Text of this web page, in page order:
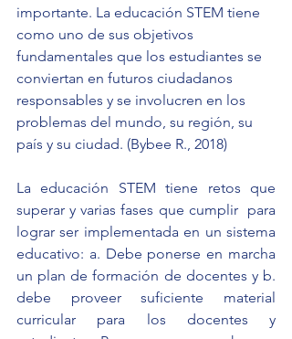
importante. La educación STEM tiene
como uno de sus objetivos
fundamentales que los estudiantes se
conviertan en futuros ciudadanos
responsables y se involucren en los
problemas del mundo, su región, su
país y su ciudad. (Bybee R., 2018)
La educación STEM tiene retos que
superar y varias fases que cumplir  para
lograr ser implementada en un sistema
educativo: a. Debe ponerse en marcha
un plan de formación de docentes y b.
debe proveer suficiente material
curricular para los docentes y